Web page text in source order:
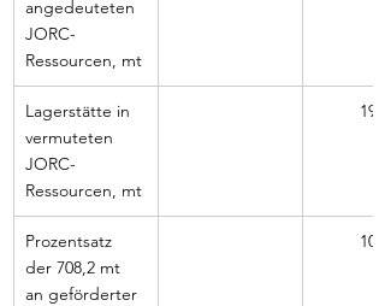
angedeuteten
JORC-
Ressourcen, mt
Lagerstätte in
vermuteten
JORC-
Ressourcen, mt
19,0
Prozentsatz
der 708,2 mt
an geförderter
10,4